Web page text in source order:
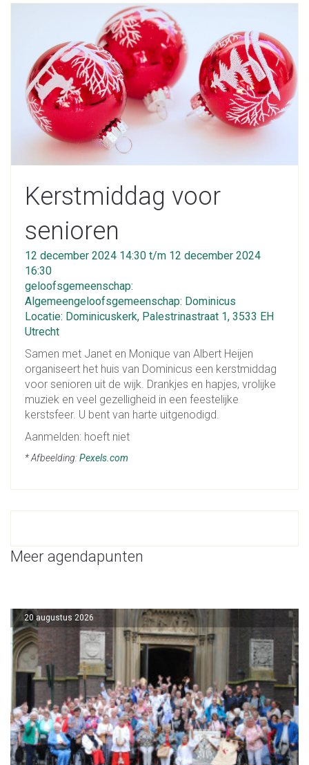
Kerstmiddag voor
senioren
12 december 2024 14:30 t/m 12 december 2024
16:30
geloofsgemeenschap:
Algemeengeloofsgemeenschap: Dominicus
Locatie: Dominicuskerk, Palestrinastraat 1, 3533 EH
Utrecht
Samen met Janet en Monique van Albert Heijen
organiseert het huis van Dominicus een kerstmiddag
voor senioren uit de wijk. Drankjes en hapjes, vrolijke
muziek en veel gezelligheid in een feestelijke
kerstsfeer. U bent van harte uitgenodigd.
Aanmelden: hoeft niet
* Afbeelding:Pexels.com
Meer agendapunten
20 augustus 2026